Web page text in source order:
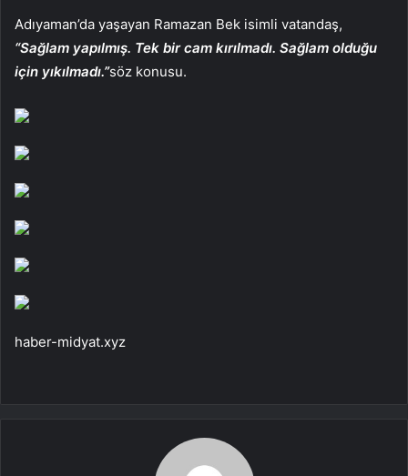
Adıyaman’da yaşayan Ramazan Bek isimli vatandaş,
“Sağlam yapılmış. Tek bir cam kırılmadı. Sağlam olduğu
için yıkılmadı.”söz konusu.
haber-midyat.xyz